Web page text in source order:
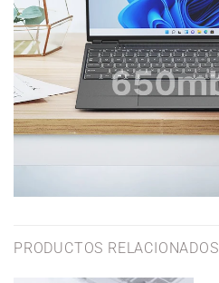
PRODUCTOS RELACIONADOS